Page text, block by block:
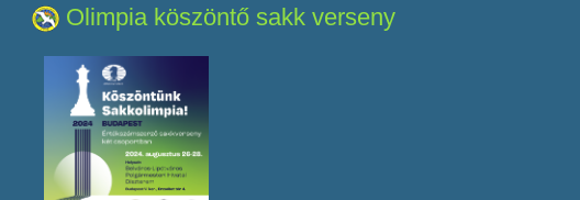
Olimpia köszöntő sakk verseny